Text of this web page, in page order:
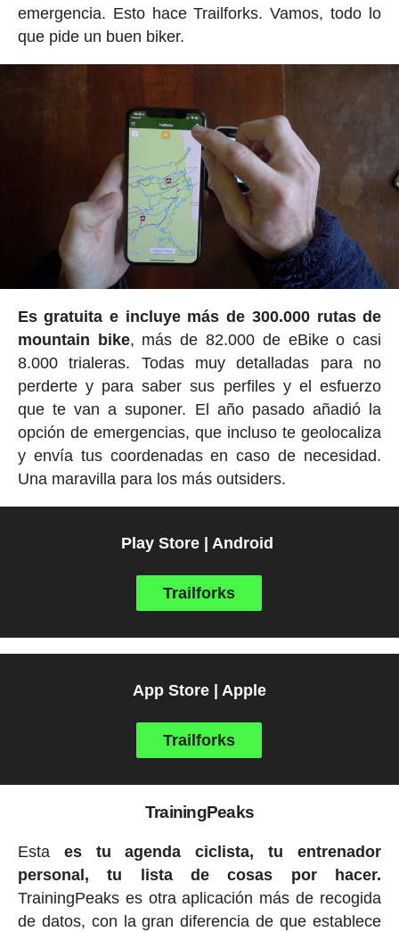
emergencia. Esto hace Trailforks. Vamos, todo lo
que pide un buen biker.
Es gratuita e incluye más de 300.000 rutas de
mountain bike, más de 82.000 de eBike o casi
8.000 trialeras. Todas muy detalladas para no
perderte y para saber sus perfiles y el esfuerzo
que te van a suponer. El año pasado añadió la
opción de emergencias, que incluso te geolocaliza
y envía tus coordenadas en caso de necesidad.
Una maravilla para los más outsiders.
Play Store | Android
Trailforks
App Store | Apple
Trailforks
TrainingPeaks
Esta es tu agenda ciclista, tu entrenador
personal, tu lista de cosas por hacer.
TrainingPeaks es otra aplicación más de recogida
de datos, con la gran diferencia de que establece